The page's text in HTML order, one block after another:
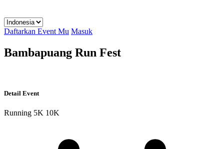
Daftarkan Event Mu Masuk
Bambapuang Run Fest
Detail Event
Running 5K 10K